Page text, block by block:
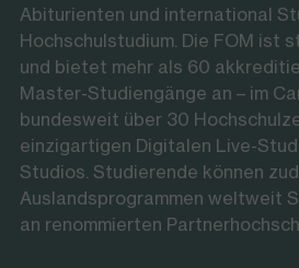
Abiturienten und international
Hochschulstudium. Die FOM ist
und bietet mehr als 60
Master-Studiengänge an – im
bundesweit über 30
einzigartigen Digitalen Live-
Studios. Studierende können
Auslandsprogrammen weltweit
an renommierten